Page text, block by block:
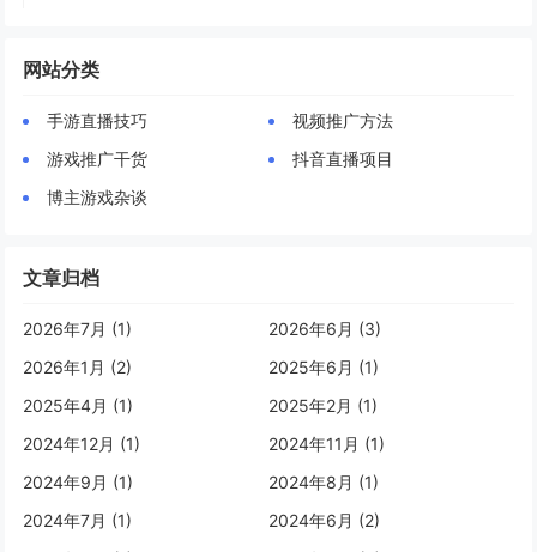
网站分类
手游直播技巧
视频推广方法
游戏推广干货
抖音直播项目
博主游戏杂谈
文章归档
2026年7月 (1)
2026年6月 (3)
2026年1月 (2)
2025年6月 (1)
2025年4月 (1)
2025年2月 (1)
2024年12月 (1)
2024年11月 (1)
2024年9月 (1)
2024年8月 (1)
2024年7月 (1)
2024年6月 (2)